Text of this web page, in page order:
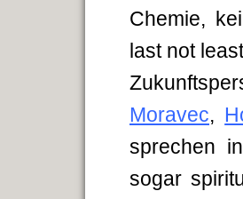
Chemie,
last not
Moravec,
sprechen
sogar